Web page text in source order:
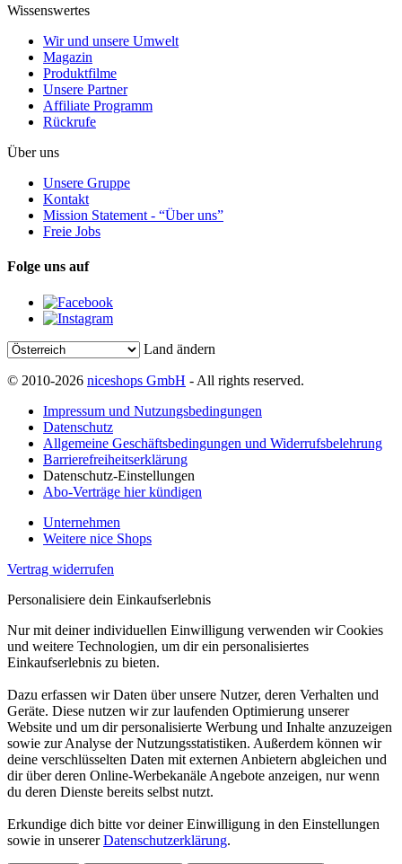
Wissenswertes
Wir und unsere Umwelt
Magazin
Produktfilme
Unsere Partner
Affiliate Programm
Rückrufe
Über uns
Unsere Gruppe
Kontakt
Mission Statement - “Über uns”
Freie Jobs
Folge uns auf
Land ändern
© 2010-2026 niceshops GmbH - All rights reserved.
Impressum und Nutzungsbedingungen
Datenschutz
Allgemeine Geschäftsbedingungen und Widerrufsbelehrung
Barrierefreiheitserklärung
Datenschutz-Einstellungen
Abo-Verträge hier kündigen
Unternehmen
Weitere nice Shops
Vertrag widerrufen
Personalisiere dein Einkaufserlebnis
Nur mit deiner individuellen Einwilligung verwenden wir Cookies
und weitere Technologien, um dir ein personalisiertes
Einkaufserlebnis zu bieten.
Dazu erfassen wir Daten über unsere Nutzer, deren Verhalten und
Geräte. Diese nutzen wir zur laufenden Optimierung unserer
Website und um dir personalisierte Werbung und Inhalte anzuzeigen
sowie zur Analyse der Nutzungsstatistiken. Außerdem können wir
deine verschlüsselten Daten mit externen Anbietern abgleichen und
dir über deren Online-Werbekanäle Angebote anzeigen, nur wenn
du deren Dienste bereits selbst nutzt.
Erkundige dich bitte vor deiner Einwilligung in den Einstellungen
sowie in unsererDatenschutzerklärung.